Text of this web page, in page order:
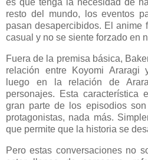
es que tenga la necesidad de
resto del mundo, los eventos
pasan desapercibidos. El anime
casual y no se siente forzado en
Fuera de la premisa básica,
relación entre Koyomi Araragi
luego en la relación de
personajes. Esta característica
gran parte de los episodios
protagonistas, nada más.
que permite que la historia se
Pero estas conversaciones no